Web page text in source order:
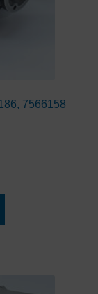
7566158